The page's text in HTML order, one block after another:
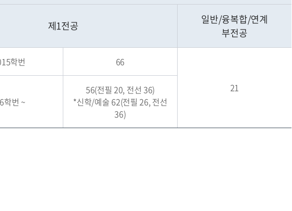
제1전공
일반/융복합/연계
부전공
학번 66
21
학번 ~
56(전필 20, 전선 36)
*신학/예술 62(전필 26, 전선
36)